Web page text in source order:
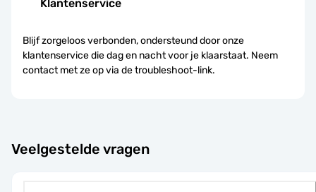
Klantenservice
Blijf zorgeloos verbonden, ondersteund door onze
klantenservice die dag en nacht voor je klaarstaat. Neem
contact met ze op via de troubleshoot-link.
Veelgestelde vragen